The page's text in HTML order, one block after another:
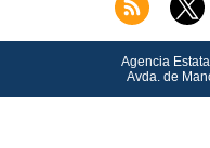
Agencia
Avda.de